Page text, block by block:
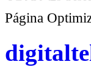
Página